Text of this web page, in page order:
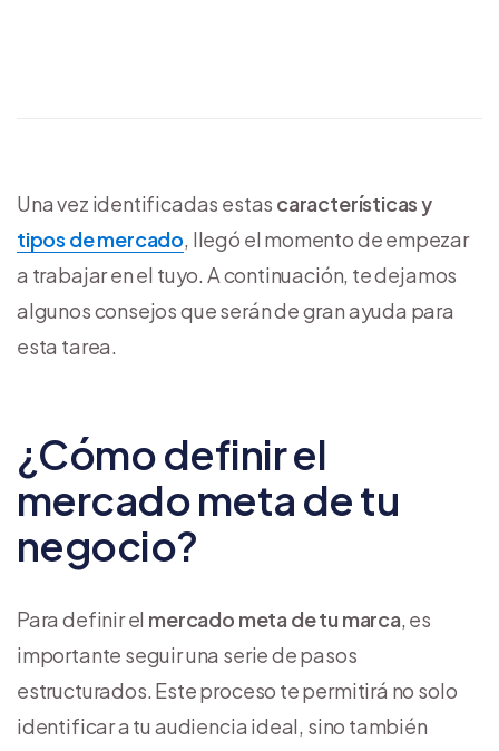
Una vez identificadas estas características y
tipos de mercado , llegó el momento de empezar
a trabajar en el tuyo. A continuación, te dejamos
algunos consejos que serán de gran ayuda para
esta tarea.
¿Cómo definir el
mercado meta de tu
negocio?
Para definir el mercado meta de tu marca , es
importante seguir una serie de pasos
estructurados. Este proceso te permitirá no solo
identificar a tu audiencia ideal, sino también